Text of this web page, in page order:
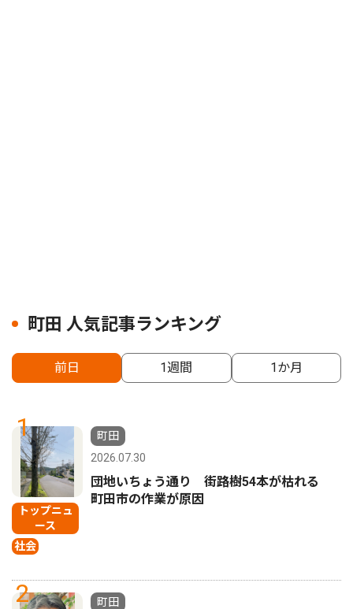
町田 人気記事ランキング
前日 1週間 1か月
1
トップニュ
ース
社会
町田
2026.07.30
団地いちょう通り 街路樹54本が枯れる
町田市の作業が原因
2
町田